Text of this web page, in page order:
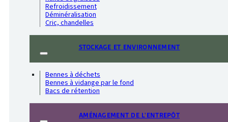
Refroidissement
Déminéralisation
Cric, chandelles
STOCKAGE ET ENVIRONNEMENT
Bennes à déchets
Bennes à vidange par le fond
Bacs de rétention
AMÉNAGEMENT DE L'ENTREPÔT